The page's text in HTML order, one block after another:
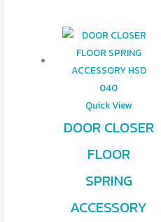
Quick View
DOOR CLOSER
FLOOR
SPRING
ACCESSORY